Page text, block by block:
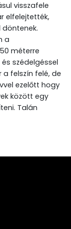
visszafele
elfelejtették,
a
méterre
szédelgéssel
felszín felé, de
ezelőtt hogy
között egy
Talán